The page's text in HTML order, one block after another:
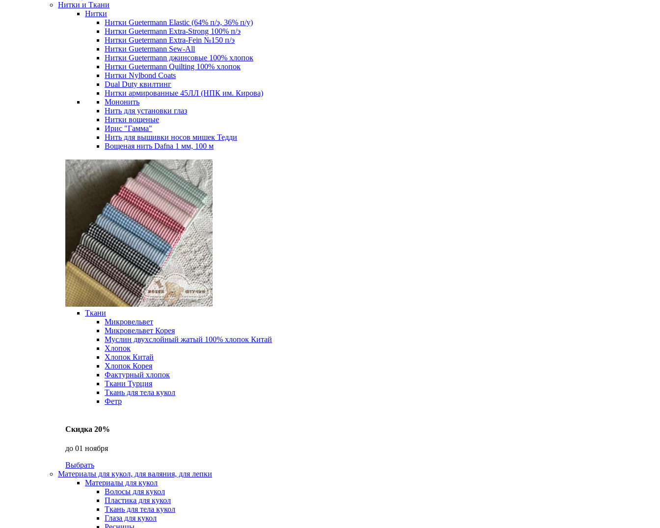
Нитки и Ткани
Нитки
Нитки Guetermann Elastic (64% п/э, 36% п/у)
Нитки Guetermann Extra-Strong 100% п/э
Нитки Guetermann Extra-Fein №150 п/э
Нитки Guetermann Sew-All
Нитки Guetermann джинсовые 100% хлопок
Нитки Guetermann Quilting 100% хлопок
Нитки Nylbond Coats
Dual Duty квилтинг
Нитки армированные 45ЛЛ (НПК им. Кирова)
Мононить
Нить для установки глаз
Нитки вощеные
Ирис "Гамма"
Нить для вышивки носов мишек Тедди
Вощеная нить Dafna 1 мм, 100 м
Ткани
Микровельвет
Микровельвет Корея
Муслин двухслойный жатый 100% хлопок Китай
Хлопок
Хлопок Китай
Хлопок Корея
Фактурный хлопок
Ткани Турция
Ткань для тела кукол
Фетр
Скидка 20%
до 01 ноября
Выбрать
Материалы для кукол, для валяния, для лепки
Материалы для кукол
Волосы для кукол
Пластика для кукол
Ткань для тела кукол
Глаза для кукол